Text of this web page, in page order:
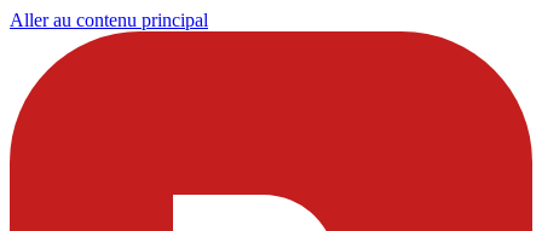
Aller au contenu principal